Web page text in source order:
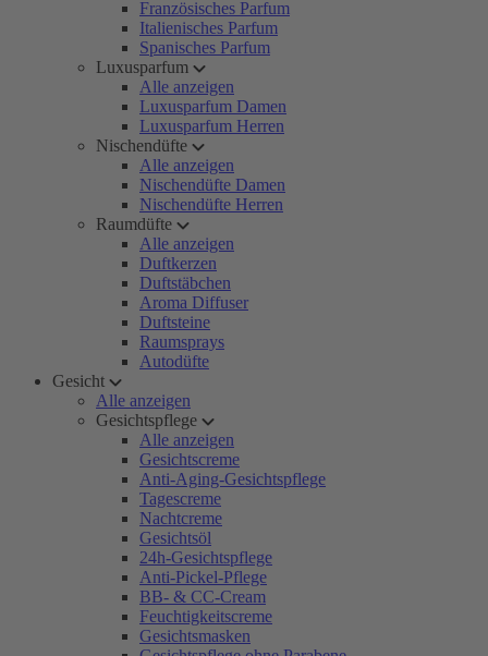
Französisches Parfum
Italienisches Parfum
Spanisches Parfum
Luxusparfum
Alle anzeigen
Luxusparfum Damen
Luxusparfum Herren
Nischendüfte
Alle anzeigen
Nischendüfte Damen
Nischendüfte Herren
Raumdüfte
Alle anzeigen
Duftkerzen
Duftstäbchen
Aroma Diffuser
Duftsteine
Raumsprays
Autodüfte
Gesicht
Alle anzeigen
Gesichtspflege
Alle anzeigen
Gesichtscreme
Anti-Aging-Gesichtspflege
Tagescreme
Nachtcreme
Gesichtsöl
24h-Gesichtspflege
Anti-Pickel-Pflege
BB- & CC-Cream
Feuchtigkeitscreme
Gesichtsmasken